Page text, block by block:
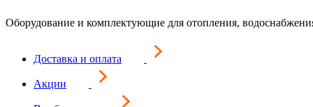
Оборудование и комплектующие для отопления,
Доставка и оплата
Акции